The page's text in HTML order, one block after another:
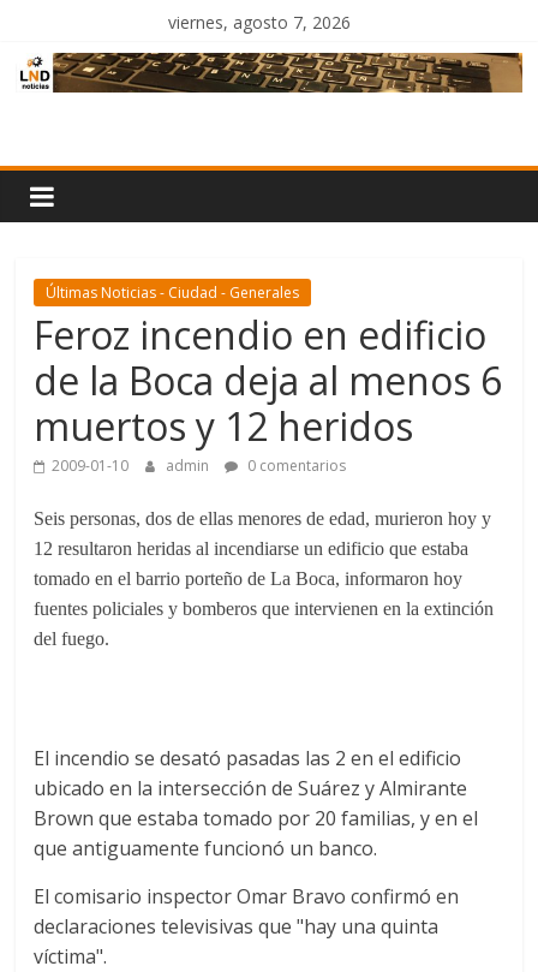
contenido
viernes, agosto 7, 2026
Noticias
Últimas Noticias - Ciudad - Generales
Feroz incendio en edificio
de la Boca deja al menos 6
muertos y 12 heridos
2009-01-10 admin 0 comentarios
Seis personas, dos de ellas menores de edad, murieron hoy y
12 resultaron heridas al incendiarse un edificio que estaba
tomado en el barrio porteño de La Boca, informaron hoy
fuentes policiales y bomberos que intervienen en la extinción
del fuego.
El incendio se desató pasadas las 2 en el edificio
ubicado en la intersección de Suárez y Almirante
Brown que estaba tomado por 20 familias, y en el
que antiguamente funcionó un banco.
El comisario inspector Omar Bravo confirmó en
declaraciones televisivas que "hay una quinta
víctima".